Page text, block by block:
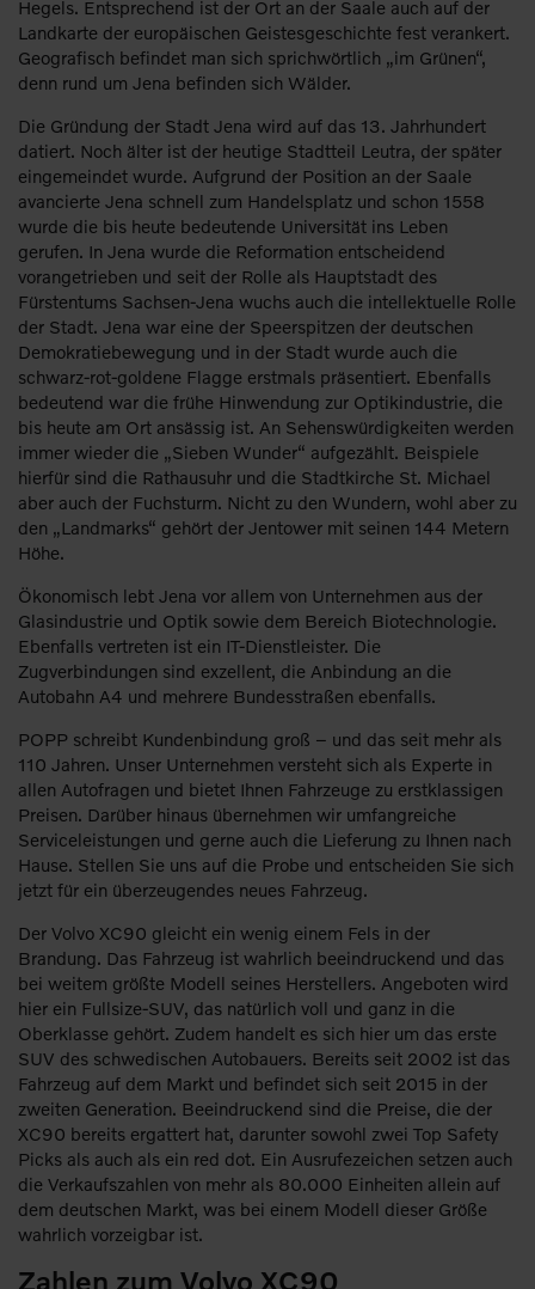
Hegels. Entsprechend ist der Ort an der Saale auch auf der
Landkarte der europäischen Geistesgeschichte fest verankert.
Geografisch befindet man sich sprichwörtlich „im Grünen“,
denn rund um Jena befinden sich Wälder.
Die Gründung der Stadt Jena wird auf das 13. Jahrhundert
datiert. Noch älter ist der heutige Stadtteil Leutra, der später
eingemeindet wurde. Aufgrund der Position an der Saale
avancierte Jena schnell zum Handelsplatz und schon 1558
wurde die bis heute bedeutende Universität ins Leben
gerufen. In Jena wurde die Reformation entscheidend
vorangetrieben und seit der Rolle als Hauptstadt des
Fürstentums Sachsen-Jena wuchs auch die intellektuelle Rolle
der Stadt. Jena war eine der Speerspitzen der deutschen
Demokratiebewegung und in der Stadt wurde auch die
schwarz-rot-goldene Flagge erstmals präsentiert. Ebenfalls
bedeutend war die frühe Hinwendung zur Optikindustrie, die
bis heute am Ort ansässig ist. An Sehenswürdigkeiten werden
immer wieder die „Sieben Wunder“ aufgezählt. Beispiele
hierfür sind die Rathausuhr und die Stadtkirche St. Michael
aber auch der Fuchsturm. Nicht zu den Wundern, wohl aber zu
den „Landmarks“ gehört der Jentower mit seinen 144 Metern
Höhe.
Ökonomisch lebt Jena vor allem von Unternehmen aus der
Glasindustrie und Optik sowie dem Bereich Biotechnologie.
Ebenfalls vertreten ist ein IT-Dienstleister. Die
Zugverbindungen sind exzellent, die Anbindung an die
Autobahn A4 und mehrere Bundesstraßen ebenfalls.
POPP schreibt Kundenbindung groß – und das seit mehr als
110 Jahren. Unser Unternehmen versteht sich als Experte in
allen Autofragen und bietet Ihnen Fahrzeuge zu erstklassigen
Preisen. Darüber hinaus übernehmen wir umfangreiche
Serviceleistungen und gerne auch die Lieferung zu Ihnen nach
Hause. Stellen Sie uns auf die Probe und entscheiden Sie sich
jetzt für ein überzeugendes neues Fahrzeug.
Der Volvo XC90 gleicht ein wenig einem Fels in der
Brandung. Das Fahrzeug ist wahrlich beeindruckend und das
bei weitem größte Modell seines Herstellers. Angeboten wird
hier ein Fullsize-SUV, das natürlich voll und ganz in die
Oberklasse gehört. Zudem handelt es sich hier um das erste
SUV des schwedischen Autobauers. Bereits seit 2002 ist das
Fahrzeug auf dem Markt und befindet sich seit 2015 in der
zweiten Generation. Beeindruckend sind die Preise, die der
XC90 bereits ergattert hat, darunter sowohl zwei Top Safety
Picks als auch als ein red dot. Ein Ausrufezeichen setzen auch
die Verkaufszahlen von mehr als 80.000 Einheiten allein auf
dem deutschen Markt, was bei einem Modell dieser Größe
wahrlich vorzeigbar ist.
Zahlen zum Volvo XC90